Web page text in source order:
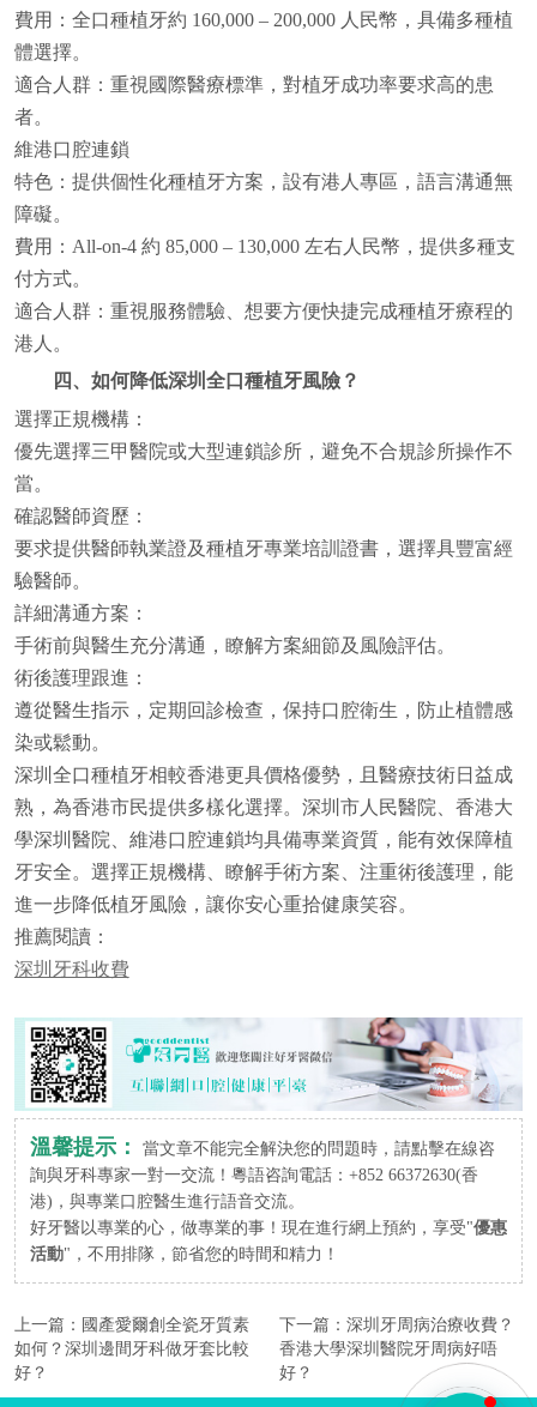
費用：全口種植牙約 160,000 – 200,000 人民幣，具備多種植
體選擇。
適合人群：重視國際醫療標準，對植牙成功率要求高的患
者。
維港口腔連鎖
特色：提供個性化種植牙方案，設有港人專區，語言溝通無
障礙。
費用：All-on-4 約 85,000 – 130,000 左右人民幣，提供多種支
付方式。
適合人群：重視服務體驗、想要方便快捷完成種植牙療程的
港人。
四、如何降低深圳全口種植牙風險？
選擇正規機構：
優先選擇三甲醫院或大型連鎖診所，避免不合規診所操作不
當。
確認醫師資歷：
要求提供醫師執業證及種植牙專業培訓證書，選擇具豐富經
驗醫師。
詳細溝通方案：
手術前與醫生充分溝通，瞭解方案細節及風險評估。
術後護理跟進：
遵從醫生指示，定期回診檢查，保持口腔衛生，防止植體感
染或鬆動。
深圳全口種植牙相較香港更具價格優勢，且醫療技術日益成
熟，為香港市民提供多樣化選擇。深圳市人民醫院、香港大
學深圳醫院、維港口腔連鎖均具備專業資質，能有效保障植
牙安全。選擇正規機構、瞭解手術方案、注重術後護理，能
進一步降低植牙風險，讓你安心重拾健康笑容。
推薦閱讀：
深圳牙科收費
溫馨提示：
當文章不能完全解決您的問題時，請點擊在線咨
詢與牙科專家一對一交流！粵語咨詢電話：+852 66372630(香
港)，與專業口腔醫生進行語音交流。
好牙醫以專業的心，做專業的事！現在進行網上預約，享受"優惠
活動"，不用排隊，節省您的時間和精力！
上一篇： 國產愛爾創全瓷牙質素
如何？深圳邊間牙科做牙套比較
好？
下一篇： 深圳牙周病治療收費？
香港大學深圳醫院牙周病好唔
好？